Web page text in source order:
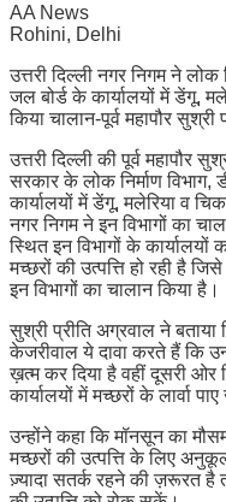
AA News
Rohini, Delhi
उत्तरी दिल्ली नगर निगम ने
जल बोर्ड के कार्यालयों में डेंगू,
किया चालान-पूर्व महापौर सुश्री
उत्तरी दिल्ली की पूर्व महापौर
सरकार के लोक निर्माण
कार्यालयों में डेंगू, मलेरिया व
नगर निगम ने इन विभागों का
स्थित इन विभागों के
मच्छरों की उत्पत्ति हो रही है
इन विभागों का चालान किया है।
सुश्री प्रीति अग्रवाल ने
केजरीवाल ये दावा करते हैं कि
ख़त्म कर दिया है वहीं दूसरी ओर
कार्यालयों में मच्छरों के लार्वा
उन्होंने कहा कि मॉनसून का
मच्छरों की उत्पत्ति के लिए
ज़्यादा सतर्क रहने की ज़रूरत है